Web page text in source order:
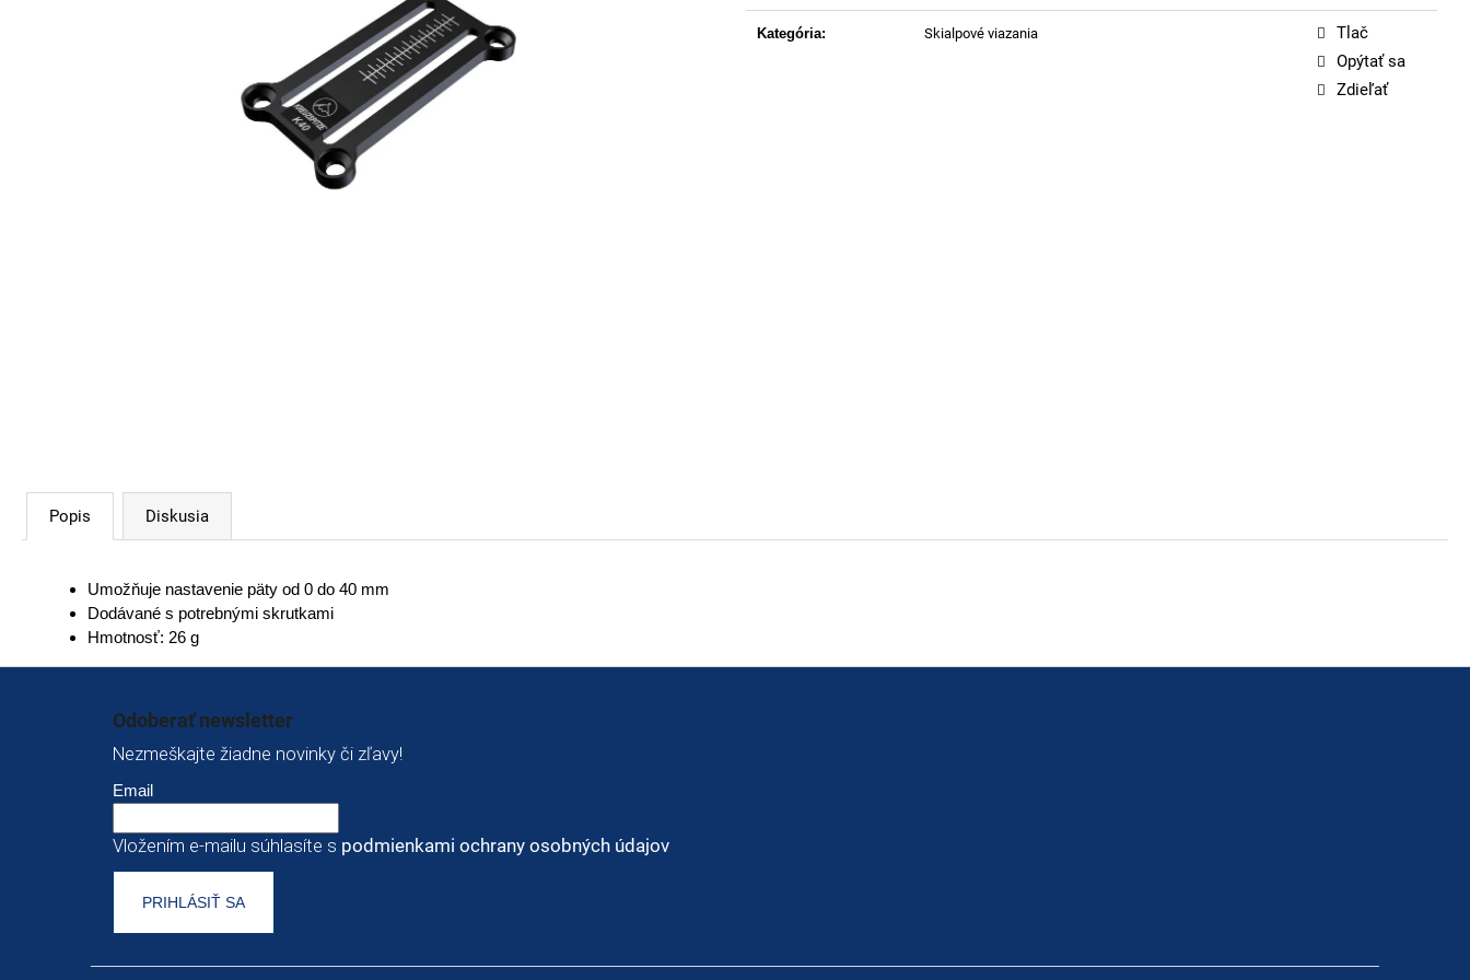
Kategória: Skialpové viazania
Tlač
Opýtať sa
Zdieľať
Popis Diskusia
Umožňuje nastavenie päty od 0 do 40 mm
Dodávané s potrebnými skrutkami
Hmotnosť: 26 g
Odoberať newsletter
Nezmeškajte žiadne novinky či zľavy!
Email
Vložením e-mailu súhlasíte s podmienkami ochrany osobných údajov
PRIHLÁSIŤ SA